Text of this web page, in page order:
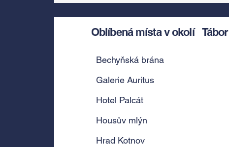
Oblíbená místa v okolí Tábor
Bechyňská brána
Galerie Auritus
Hotel Palcát
Housův mlýn
Hrad Kotnov